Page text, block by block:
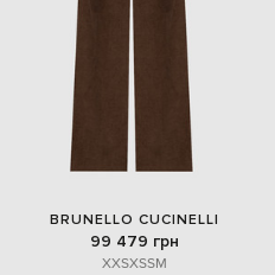
BRUNELLO CUCINELLI
99 479 грн
XXSXSSM